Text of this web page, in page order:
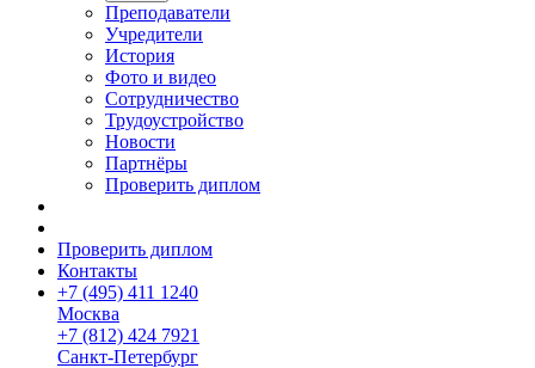
Преподаватели
Учредители
История
Фото и видео
Сотрудничество
Трудоустройство
Новости
Партнёры
Проверить диплом
Проверить диплом
Контакты
+7 (495) 411 1240
Москва
+7 (812) 424 7921
Санкт-Петербург